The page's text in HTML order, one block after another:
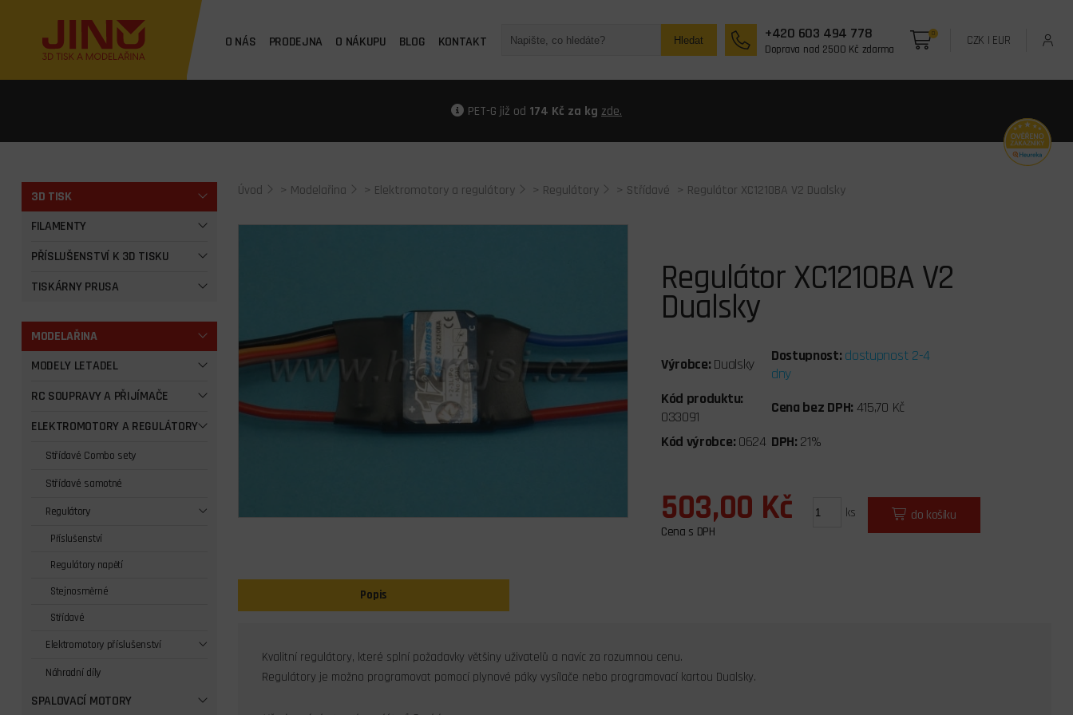
O NÁS PRODEJNA O NÁKUPU BLOG KONTAKT Hledat +420 603 494 778
Doprava nad 2500 Kč zdarma
0 CZK | EUR
PET-G již od 174 Kč za kg zde.
3D TISK
FILAMENTY
PŘÍSLUŠENSTVÍ K 3D TISKU
TISKÁRNY PRUSA
MODELAŘINA
MODELY LETADEL
RC SOUPRAVY A PŘIJÍMAČE
ELEKTROMOTORY A REGULÁTORY
Střídavé Combo sety
Střídavé samotné
Regulátory
Příslušenství
Regulátory napětí
Stejnosměrné
Střídavé
Elektromotory příslušenství
Náhradní díly
SPALOVACÍ MOTORY
Úvod > Modelařina > Elektromotory a regulátory > Regulátory > Střídavé > Regulátor XC1210BA V2 Dualsky
Regulátor XC1210BA V2
Dualsky
Výrobce: Dualsky Dostupnost: dostupnost 2-4
dny
Kód produktu:
033091
Cena bez DPH: 415,70 Kč
Kód výrobce: 0624 DPH: 21%
503,00 Kč
Cena s DPH
ks do košíku
Popis
Kvalitní regulátory, které splní požadavky většiny uživatelů a navíc za rozumnou cenu.
Regulátory je možno programovat pomocí plynové páky vysílače nebo programovací kartou Dualsky.